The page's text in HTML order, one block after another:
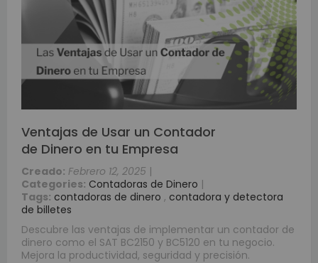
Ventajas de Usar un Contador
de Dinero en tu Empresa
Creado: Febrero 12, 2025 |
Categories: Contadoras de Dinero |
Tags: contadoras de dinero , contadora y detectora
de billetes
Descubre las ventajas de implementar un contador de
dinero como el SAT BC2150 y BC5120 en tu negocio.
Mejora la productividad, seguridad y precisión.